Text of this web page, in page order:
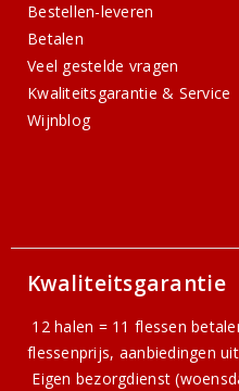
Bestellen-leveren
Betalen
Veel gestelde vragen
Kwaliteitsgarantie & Service
Wijnblog
Kwaliteitsgarantie
12 halen = 11 flessen
flessenprijs, aanbiedingen
Eigen bezorgdienst